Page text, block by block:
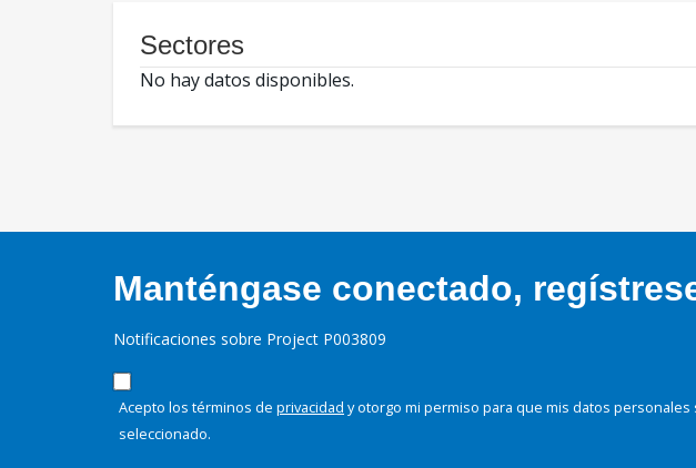
Sectores
No hay datos disponibles.
Manténgase conectado,
Notificaciones sobre Project P003809
Acepto los términos de privacidad y otorgo mi permiso para que mis datos
seleccionado.